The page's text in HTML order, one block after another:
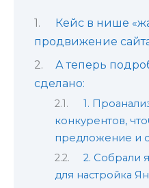
Кейс в нише
продвижение
А теперь
сделано:
1.
конкурентов,
предложение и
2. Собрали
для настройка